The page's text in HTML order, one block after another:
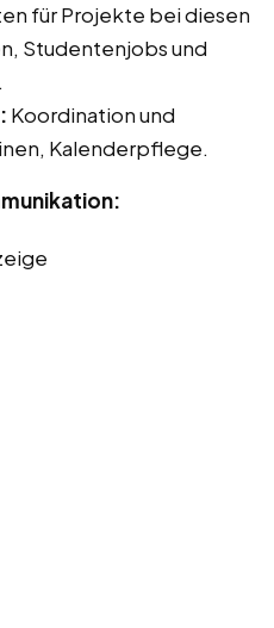
für Projekte bei diesen
Studentenjobs und
Koordination und
Kalenderpflege.